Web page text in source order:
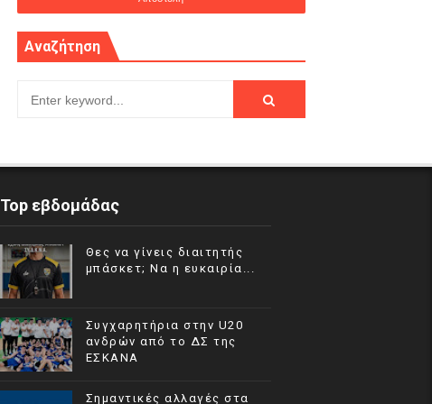
Αναζήτηση
Top εβδομάδας
Θες να γίνεις διαιτητής
μπάσκετ; Να η ευκαιρία...
Συγχαρητήρια στην U20
ανδρών από το ΔΣ της
ΕΣΚΑΝΑ
Σημαντικές αλλαγές στα